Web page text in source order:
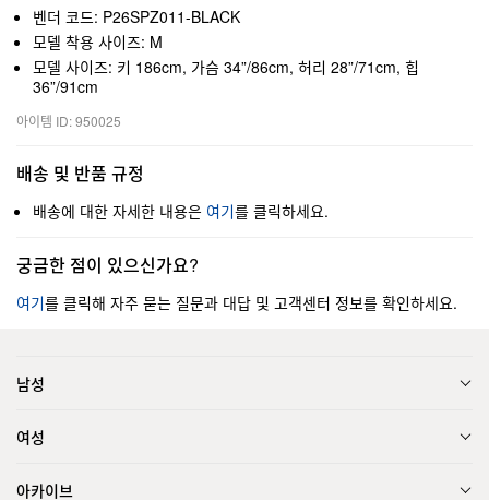
벤더 코드: P26SPZ011-BLACK
모델 착용 사이즈: M
모델 사이즈: 키 186cm, 가슴 34”/86cm, 허리 28”/71cm, 힙
36”/91cm
아이템 ID: 950025
배송 및 반품 규정
배송에 대한 자세한 내용은 여기를 클릭하세요.
궁금한 점이 있으신가요?
여기를 클릭해 자주 묻는 질문과 대답 및 고객센터 정보를 확인하세요.
남성
여성
아카이브